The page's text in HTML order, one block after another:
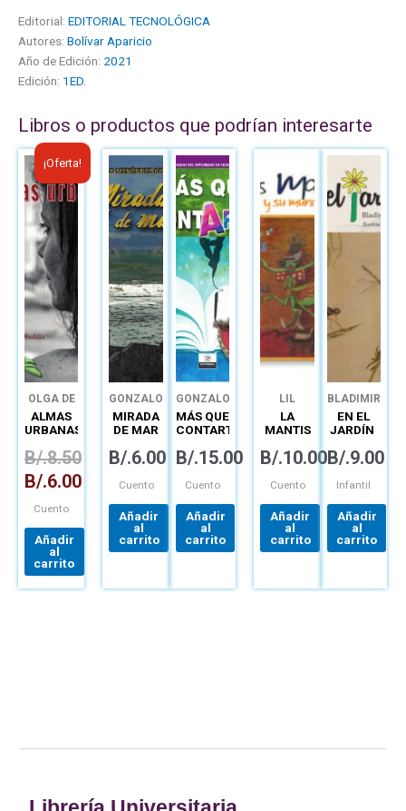
Editorial: EDITORIAL TECNOLÓGICA
Autores: Bolívar Aparicio
Año de Edición: 2021
Edición: 1ED.
Libros o productos que podrían interesarte
¡Oferta!
OLGA DE
OBALDÍA
ALMAS
URBANAS
B/.8.50
El
precio
original
era:
B/.8.50.
B/.6.00
El
precio
actual
es:
B/.6.00.
Cuento
Añadir
al
carrito
GONZALO
MENÉNDEZ
GONZÁLEZ
MIRADA
DE MAR
B/.6.00
Cuento
Añadir
al
carrito
GONZALO
MENÉNDEZ
GONZÁLEZ
MÁS QUE
CONTARTE
B/.15.00
Cuento
Añadir
al
carrito
LIL
MARÍA
HERRERA
LA
MANTIS
Y SU
MALABARILLOSO
B/.10.00
Cuento
Añadir
al
carrito
BLADIMIR
VÍQUEZ
EN EL
JARDÍN
B/.9.00
Infantil
Añadir
al
carrito